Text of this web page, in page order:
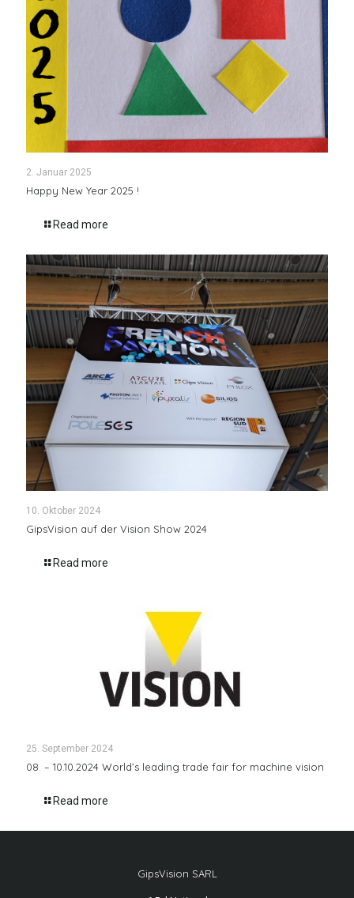
2. Januar 2025
Happy New Year 2025 !
Read more
10. Oktober 2024
GipsVision auf der Vision Show 2024
Read more
25. September 2024
08. – 10.10.2024 World’s leading trade fair for machine vision
Read more
GipsVision SARL